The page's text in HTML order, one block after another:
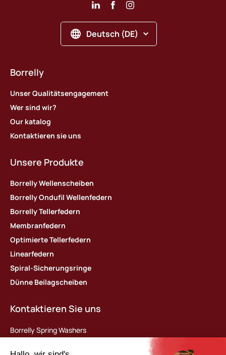
Deutsch (DE)
Borrelly
Unser Qualitätsengagement
Wer sind wir?
Our katalog
Kontaktieren sie uns
Unsere Produkte
Borrelly Wellenscheiben
Borrelly Ondufil Wellenfedern
Borrelly Tellerfedern
Membranfedern
Optimierte Tellerfedern
Linearfedern
Spiral-Sicherungsringe
Dünne Beilagscheiben
Kontaktieren Sie uns
Borrelly Spring Washers
Parc d’activités des Platières
448 rue du Moron